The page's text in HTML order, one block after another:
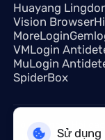
Huayang
Vision Browser
MoreLogin
VMLogin
MuLogin
SpiderBox
Có câu hỏi? Hỏi
Sử dụng